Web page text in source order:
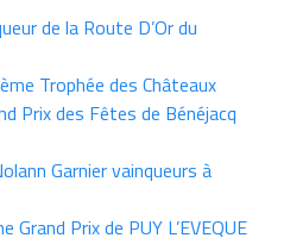
de la Route D’Or du
Trophée des Châteaux
Prix des Fêtes de Bénéjacq
Garnier vainqueurs à
Prix de PUY L’EVEQUE